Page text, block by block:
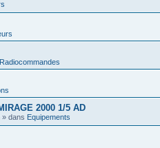
Radiocommandes
2000 1/5 AD
» dans Equipements